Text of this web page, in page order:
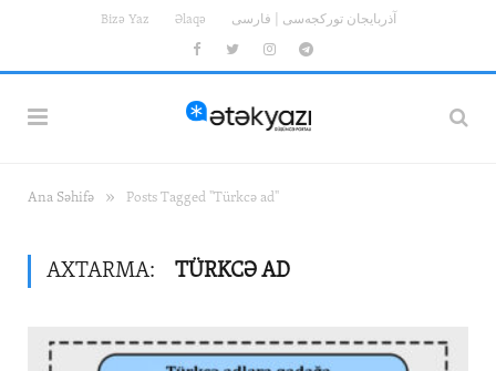
Bizə Yaz Əlaqə آذربایجان تورکجه‌سی | فارسی
FacebookTwitterInstagramTelegram
Ana Səhifə » Posts Tagged "Türkcə ad"
AXTARMA: TÜRKCƏ AD